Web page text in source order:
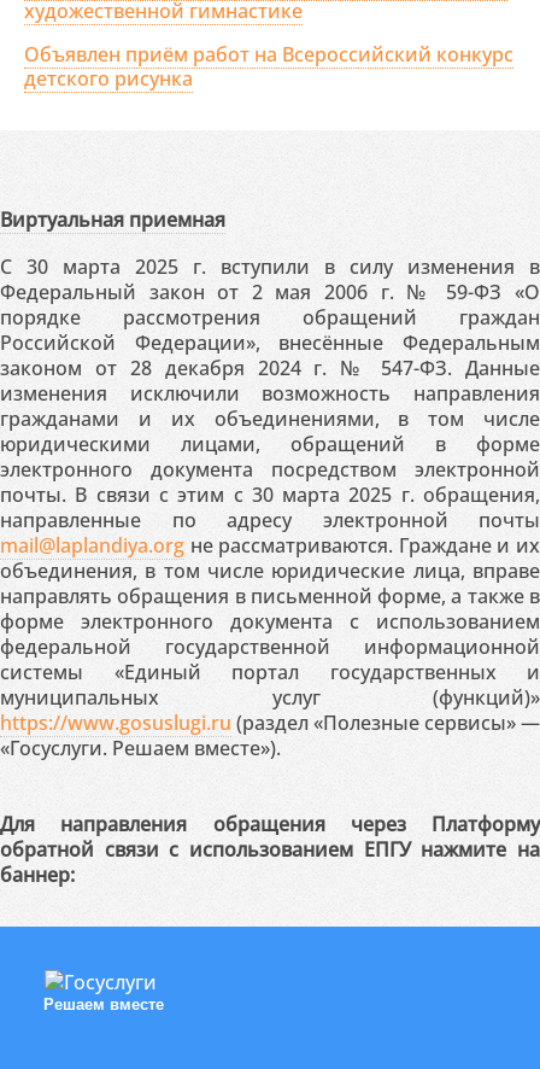
художественной гимнастике
Объявлен приём работ на Всероссийский конкурс
детского рисунка
Виртуальная приемная
С 30 марта 2025 г. вступили в силу изменения в
Федеральный закон от 2 мая 2006 г. № 59-ФЗ «О
порядке рассмотрения обращений граждан
Российской Федерации», внесённые Федеральным
законом от 28 декабря 2024 г. № 547-ФЗ. Данные
изменения исключили возможность направления
гражданами и их объединениями, в том числе
юридическими лицами, обращений в форме
электронного документа посредством электронной
почты. В связи с этим с 30 марта 2025 г. обращения,
направленные по адресу электронной почты
mail@laplandiya.org не рассматриваются. Граждане и их
объединения, в том числе юридические лица, вправе
направлять обращения в письменной форме, а также в
форме электронного документа с использованием
федеральной государственной информационной
системы «Единый портал государственных и
муниципальных услуг (функций)»
https://www.gosuslugi.ru (раздел «Полезные сервисы» —
«Госуслуги. Решаем вместе»).
Для направления обращения через Платформу
обратной связи с использованием ЕПГУ нажмите на
баннер:
Решаем вместе